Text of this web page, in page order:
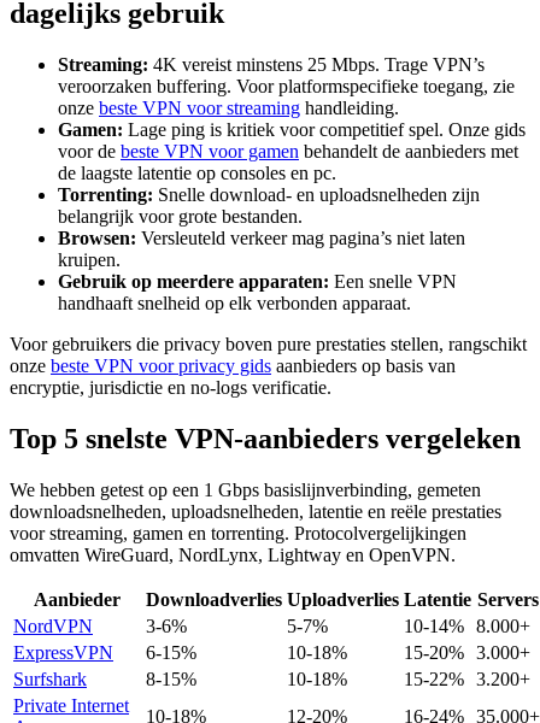
dagelijks gebruik
Streaming: 4K vereist minstens 25 Mbps. Trage VPN’s
veroorzaken buffering. Voor platformspecifieke toegang, zie
onze beste VPN voor streaming handleiding.
Gamen: Lage ping is kritiek voor competitief spel. Onze gids
voor de beste VPN voor gamen behandelt de aanbieders met
de laagste latentie op consoles en pc.
Torrenting: Snelle download- en uploadsnelheden zijn
belangrijk voor grote bestanden.
Browsen: Versleuteld verkeer mag pagina’s niet laten
kruipen.
Gebruik op meerdere apparaten: Een snelle VPN
handhaaft snelheid op elk verbonden apparaat.
Voor gebruikers die privacy boven pure prestaties stellen, rangschikt
onze beste VPN voor privacy gids aanbieders op basis van
encryptie, jurisdictie en no-logs verificatie.
Top 5 snelste VPN-aanbieders vergeleken
We hebben getest op een 1 Gbps basislijnverbinding, gemeten
downloadsnelheden, uploadsnelheden, latentie en reële prestaties
voor streaming, gamen en torrenting. Protocolvergelijkingen
omvatten WireGuard, NordLynx, Lightway en OpenVPN.
Aanbieder Downloadverlies Uploadverlies Latentie Servers
NordVPN
3-6% 5-7% 10-14% 8.000+
ExpressVPN
6-15% 10-18% 15-20% 3.000+
Surfshark
8-15% 10-18% 15-22% 3.200+
Private Internet
10-18% 12-20% 16-24% 35.000+